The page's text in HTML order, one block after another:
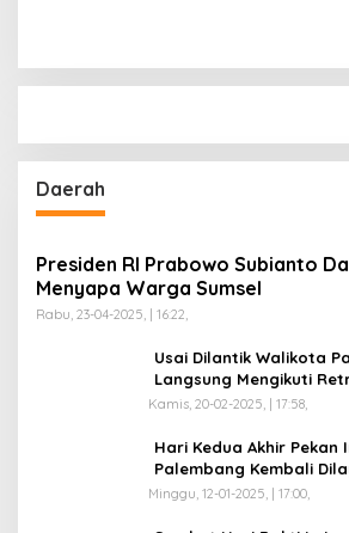
Daerah
Presiden RI Prabowo Subianto
Menyapa Warga Sumsel
Rabu, 23-04-2025, | 16:22,
Usai Dilantik Walikota
Langsung Mengikuti
Kamis, 20-02-2025, | 17:58,
Hari Kedua Akhir Pekan
Palembang Kembali
Minggu, 12-01-2025, | 17:00,